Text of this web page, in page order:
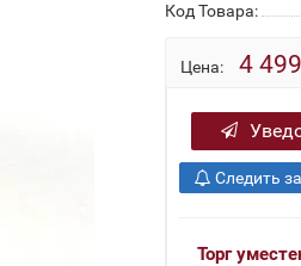
Код Товара:
Цена: 4
Следить
Торг